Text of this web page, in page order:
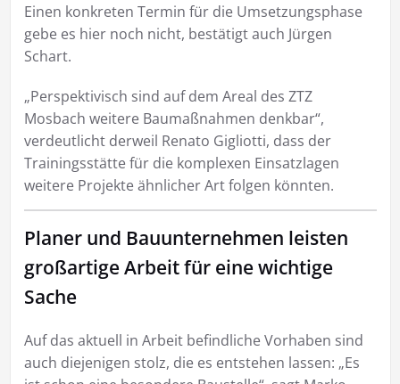
Einen konkreten Termin für die Umsetzungsphase
gebe es hier noch nicht, bestätigt auch Jürgen
Schart.
„Perspektivisch sind auf dem Areal des ZTZ
Mosbach weitere Baumaßnahmen denkbar“,
verdeutlicht derweil Renato Gigliotti, dass der
Trainingsstätte für die komplexen Einsatzlagen
weitere Projekte ähnlicher Art folgen könnten.
Planer und Bauunternehmen leisten
großartige Arbeit für eine wichtige
Sache
Auf das aktuell in Arbeit befindliche Vorhaben sind
auch diejenigen stolz, die es entstehen lassen: „Es